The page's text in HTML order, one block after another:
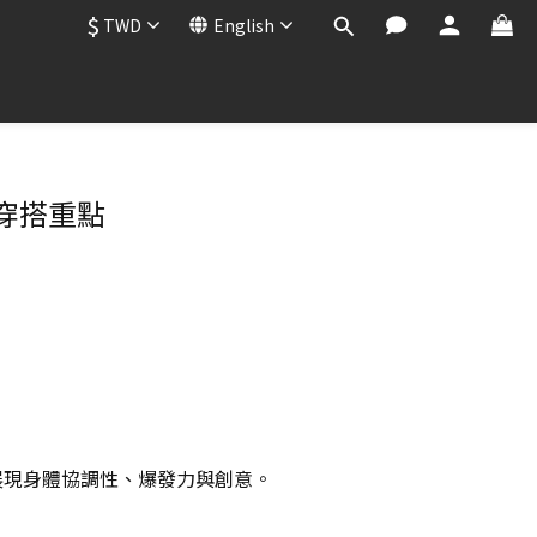
$ TWD English
搭重點
身體協調性、爆發力與創意。